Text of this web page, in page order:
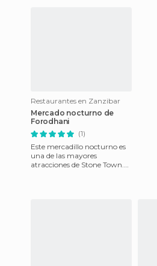
Restaurantes en Zanzibar
Mercado nocturno de
Forodhani
(1)
Este mercadillo nocturno es
una de las mayores
atracciones de Stone Town.